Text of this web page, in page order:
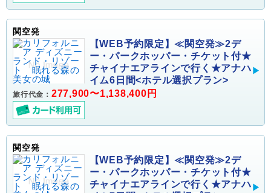
関空発
【WEB予約限定】≪関空発≫2デ
ー・パークホッパー・チケット付★
チャイナエアラインで行く★アナハ
イム6日間<ホテル選択プラン>
旅行代金： 277,900〜1,138,400円
関空発
【WEB予約限定】≪関空発≫2デ
ー・パークホッパー・チケット付★
チャイナエアラインで行く★アナハ